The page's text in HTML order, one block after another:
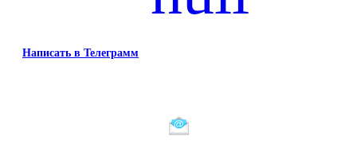
Написать в Телеграмм